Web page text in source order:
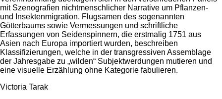
mit Szenografien nichtmenschlicher Narrative um Pflanzen-
und Insektenmigration. Flugsamen des sogenannten
Götterbaums sowie Vermessungen und schriftliche
Erfassungen von Seidenspinnern, die erstmalig 1751 aus
Asien nach Europa importiert wurden, beschreiben
Klassifizierungen, welche in der transgressiven Assemblage
der Jahresgabe zu „wilden“ Subjektwerdungen mutieren und
eine visuelle Erzählung ohne Kategorie fabulieren.
Victoria Tarak